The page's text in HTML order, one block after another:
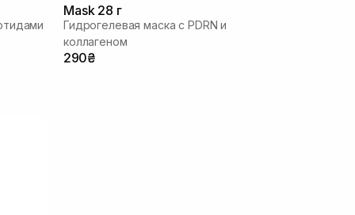
Mask 28 г
Гидрогелевая маска с PDRN и
коллагеном
290₴